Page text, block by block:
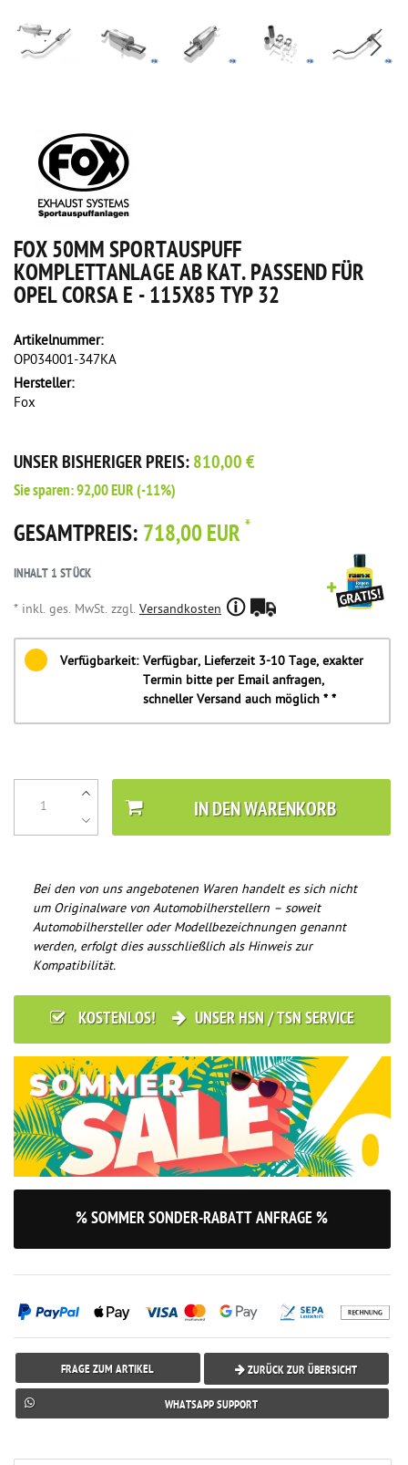
FOX 50MM SPORTAUSPUFF
KOMPLETTANLAGE AB KAT. PASSEND FÜR
OPEL CORSA E - 115X85 TYP 32
Artikelnummer:
OP034001-347KA
Hersteller:
Fox
UNSER BISHERIGER PREIS:810,00 €
Sie sparen:92,00 EUR(-11%)
GESAMTPREIS: 718,00 EUR *
INHALT 1STÜCK
* inkl. ges. MwSt. zzgl. Versandkosten
Verfügbarkeit: Verfügbar, Lieferzeit 3-10 Tage, exakter
Termin bitte per Email anfragen,
schneller Versand auch möglich * *
IN DEN WARENKORB
Bei den von uns angebotenen Waren handelt es sich nicht
um Originalware von Automobilherstellern – soweit
Automobilhersteller oder Modellbezeichnungen genannt
werden, erfolgt dies ausschließlich als Hinweis zur
Kompatibilität.
KOSTENLOS! UNSER HSN / TSN SERVICE
% SOMMER SONDER-RABATT ANFRAGE %
FRAGE ZUM ARTIKEL ZURÜCK ZUR ÜBERSICHT
WHATSAPP SUPPORT